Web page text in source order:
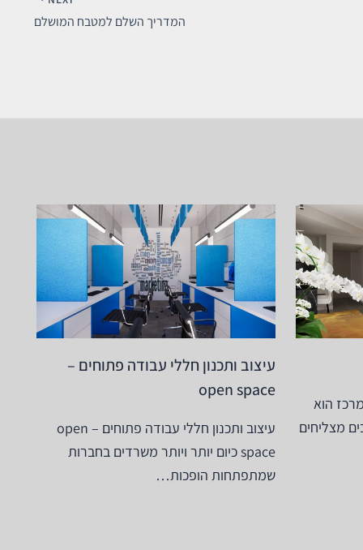
המדריך השלם למטבח המושלם
הוא
מצליחים
עיצוב ותכנון חללי עבודה פתוחים –
open space
עיצוב ותכנון חללי עבודה פתוחים – open
space כיום יותר ויותר משרדים בחברות
שמתפתחות הופכות…